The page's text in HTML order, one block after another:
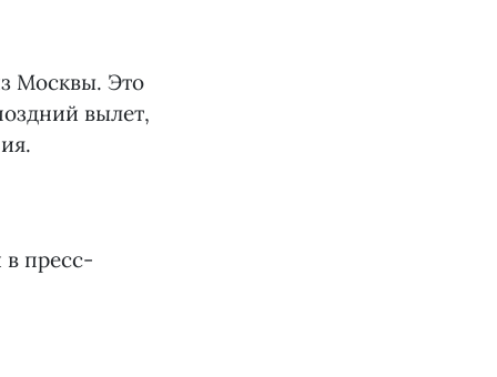
Москвы. Это
вылет,
в пресс-